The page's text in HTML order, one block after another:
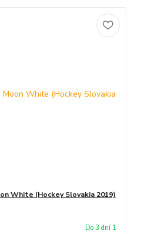
White (Hockey Slovakia 2019)
Do 3 dní 1